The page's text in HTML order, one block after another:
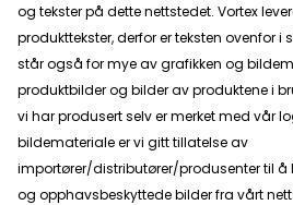
og tekster på dette nettstedet. Vortex
produkttekster, derfor er teksten ovenfor i
står også for mye av grafikken og
produktbilder og bilder av produktene i
vi har produsert selv er merket med vår
bildemateriale er vi gitt tillatelse av
importører/distributører/produsenter til å
og opphavsbeskyttede bilder fra vårt